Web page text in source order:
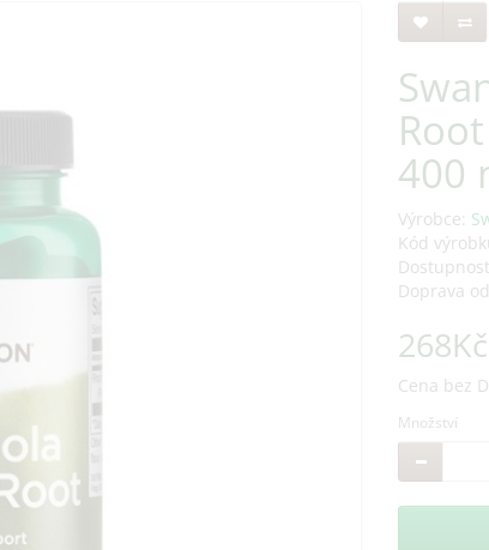
400
Výrobce:
Kód
Doprava
268Kč
Cena bez
Množství